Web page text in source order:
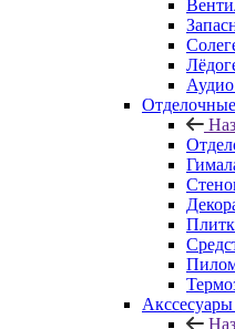
Аксcесуары